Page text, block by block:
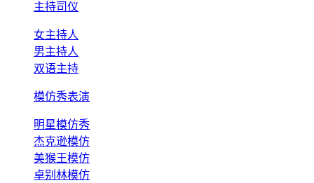
主持司仪
女主持人
男主持人
双语主持
模仿秀表演
明星模仿秀
杰克逊模仿
美猴王模仿
卓别林模仿